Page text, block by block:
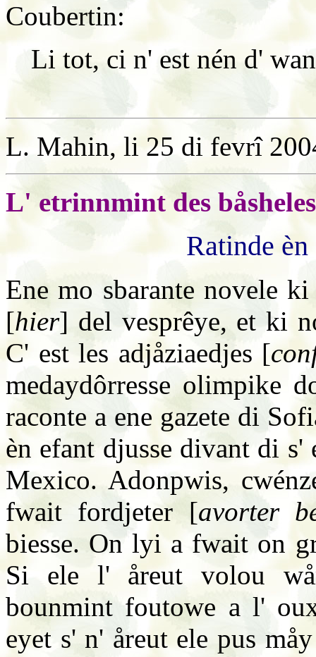
Coubertin:
Li tot, ci n' est nén d'
L. Mahin, li 25 di fevrî
L' etrinnmint des
Ratinde
Ene mo sbarante novele
[hier] del vesprêye, et ki
C' est les adjåziaedjes [
medaydôrresse olimpike
raconte a ene gazete di
èn efant djusse divant di
Mexico. Adonpwis,
fwait fordjeter [avorter
biesse. On lyi a fwait on
Si ele l' åreut volou
bounmint foutowe a l'
eyet s' n' åreut ele pus